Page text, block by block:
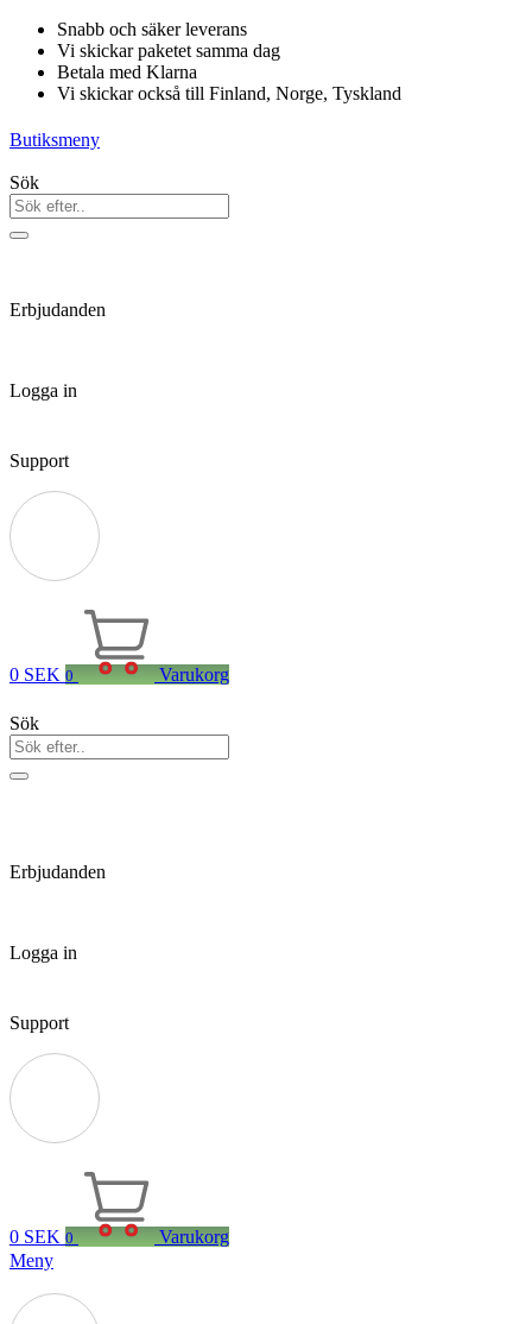
Hoppa
innehåll
Snabb och säker leverans
Vi skickar paketet samma dag
Betala med Klarna
Vi skickar också till Finland, Norge, Tyskland
Butiksmeny
Sök
Erbjudanden
Logga in
Support
0 SEK 0 Varukorg
Sök
Erbjudanden
Logga in
Support
0 SEK 0
Varukorg
Meny